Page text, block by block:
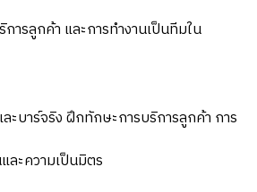
ารลูกค้า และการทำงานเป็นทีมใน
ละบาร์จริง ฝึกทักษะการบริการลูกค้า การ
ละความเป็นมิตร